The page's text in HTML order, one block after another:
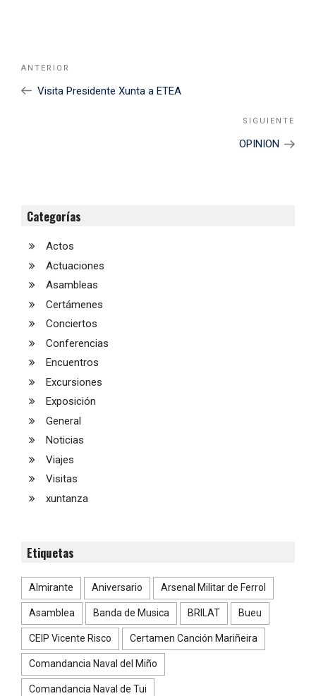
Navegación
entradas
Noticia
Anterior
ANTERIOR
Visita Presidente Xunta a ETEA
SIGUIENTE
OPINION
Categorías
Actos
Actuaciones
Asambleas
Certámenes
Conciertos
Conferencias
Encuentros
Excursiones
Exposición
General
Noticias
Viajes
Visitas
xuntanza
Etiquetas
Almirante Aniversario Arsenal Militar de Ferrol
Asamblea Banda de Musica BRILAT Bueu
CEIP Vicente Risco Certamen Canción Mariñeira
Comandancia Naval del Miño
Comandancia Naval de Tui